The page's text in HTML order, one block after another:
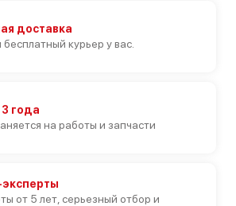
доставка
курьер у вас.
3 года
на работы и запчасти
от 5 лет, серьезный отбор и